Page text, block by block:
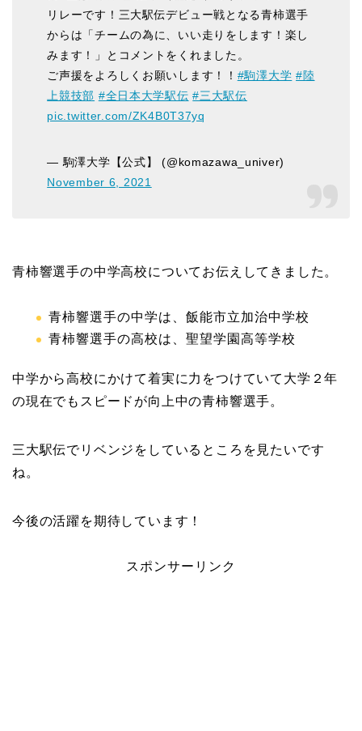
リレーです！三大駅伝デビュー戦となる青柿選手
からは「チームの為に、いい走りをします！楽し
みます！」とコメントをくれました。
ご声援をよろしくお願いします！！ #駒澤大学 #陸
上競技部 #全日本大学駅伝 #三大駅伝
pic.twitter.com/ZK4B0T37yq
— 駒澤大学【公式】 (@komazawa_univer)
November 6, 2021
青柿響選手の中学高校についてお伝えしてきました。
青柿響選手の中学は、飯能市立加治中学校
青柿響選手の高校は、聖望学園高等学校
中学から高校にかけて着実に力をつけていて大学２年
の現在でもスピードが向上中の青柿響選手。
三大駅伝でリベンジをしているところを見たいです
ね。
今後の活躍を期待しています！
スポンサーリンク